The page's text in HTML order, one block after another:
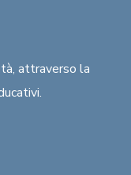
, attraverso la
.